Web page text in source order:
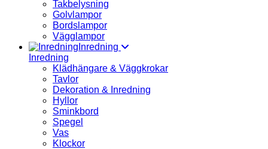
Takbelysning
Golvlampor
Bordslampor
Vägglampor
Inredning
Inredning
Klädhängare & Väggkrokar
Tavlor
Dekoration & Inredning
Hyllor
Sminkbord
Spegel
Vas
Klockor